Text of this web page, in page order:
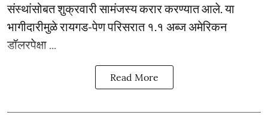
संस्थांसोबत शुक्रवारी सामंजस्य करार करण्यात आले. या
भागीदारीमुळे रायगड-पेण परिसरात १.१ अब्ज अमेरिकन
डॉलरपेक्षा ...
Read More